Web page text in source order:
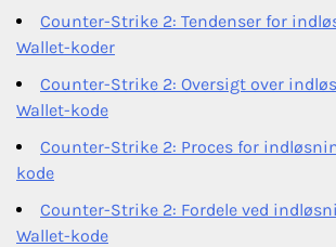
Counter-Strike 2: Tendenser for
Wallet-koder
Counter-Strike 2: Oversigt over
Wallet-kode
Counter-Strike 2: Proces for
kode
Counter-Strike 2: Fordele ved
Wallet-kode